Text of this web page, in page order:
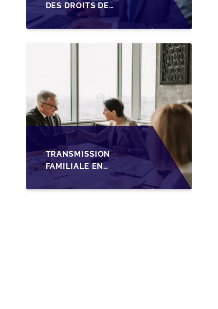
DES DROITS DE
SUCCESSION EN
WALLONIE SUR LA
TRANSMISSION
TRANSMISSION
FAMILIALE EN
WALLONIE :
NOUVELLES